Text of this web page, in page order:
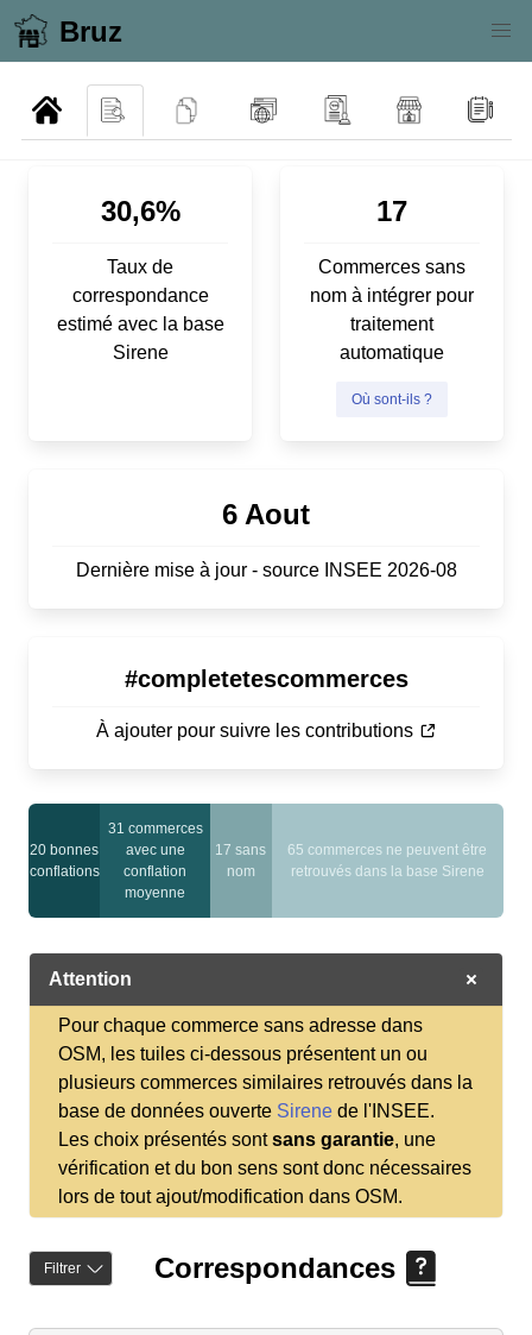
Bruz
30,6%
Taux de
correspondance
estimé avec la base
Sirene
17
Commerces sans
nom à intégrer pour
traitement
automatique
Où sont-ils ?
6 Aout
Dernière mise à jour - source INSEE 2026-08
#completetescommerces
À ajouter pour suivre les contributions
20 bonnes
conflations
31 commerces
avec une
conflation
moyenne
17 sans
nom
65 commerces ne peuvent être
retrouvés dans la base Sirene
Attention
Pour chaque commerce sans adresse dans
OSM, les tuiles ci-dessous présentent un ou
plusieurs commerces similaires retrouvés dans la
base de données ouverte Sirene de l'INSEE.
Les choix présentés sontsans garantie, une
vérification et du bon sens sont donc nécessaires
lors de tout ajout/modification dans OSM.
Filtrer Correspondances